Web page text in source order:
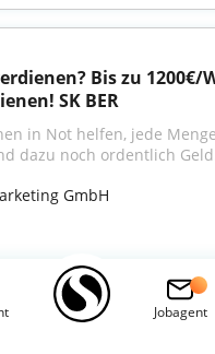
Bis zu 1200€/
SK BER
in Not helfen, jede
dazu noch ordentlich
GmbH
Jobagent